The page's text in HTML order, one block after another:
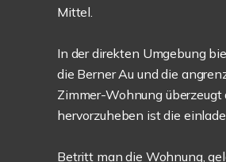
Mittel.
In der direkten Umgebung
die Berner Au und die
Zimmer-Wohnung
hervorzuheben ist die
Betritt man die Wohnung,